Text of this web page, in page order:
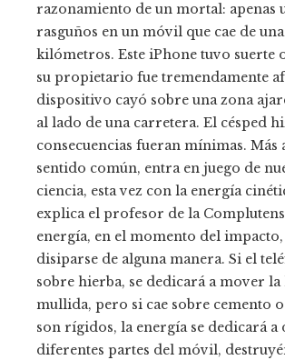
razonamiento de un mortal: apenas
rasguños en un móvil que cae de
kilómetros. Este iPhone tuvo suerte
su propietario fue tremendamente
dispositivo cayó sobre una zona
al lado de una carretera. El césped
consecuencias fueran mínimas. Más
sentido común, entra en juego de
ciencia, esta vez con la energía
explica el profesor de la
energía, en el momento del
disiparse de alguna manera. Si el
sobre hierba, se dedicará a mover
mullida, pero si cae sobre cemento
son rígidos, la energía se dedicará a
diferentes partes del móvil,